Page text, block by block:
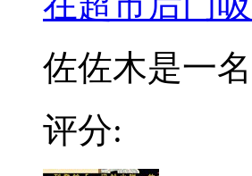
佐佐木是一
评分: